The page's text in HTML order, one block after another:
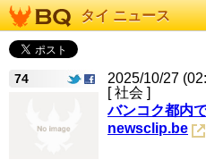
タイ ニュース
74
2025/10/27
[ 社会 ]
バンコク都内
newsclip.be